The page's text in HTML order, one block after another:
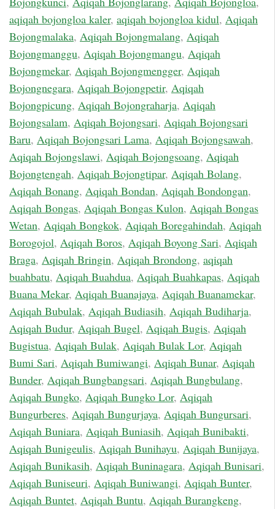
aqiqah bojongloa kaler, aqiqah bojongloa kidul, Aqiqah
Bojongmalaka, Aqiqah Bojongmalang, Aqiqah
Bojongmanggu, Aqiqah Bojongmangu, Aqiqah
Bojongmekar, Aqiqah Bojongmengger, Aqiqah
Bojongnegara, Aqiqah Bojongpetir, Aqiqah
Bojongpicung, Aqiqah Bojongraharja, Aqiqah
Bojongsalam, Aqiqah Bojongsari, Aqiqah Bojongsari
Baru, Aqiqah Bojongsari Lama, Aqiqah Bojongsawah,
Aqiqah Bojongslawi, Aqiqah Bojongsoang, Aqiqah
Bojongtengah, Aqiqah Bojongtipar, Aqiqah Bolang,
Aqiqah Bonang, Aqiqah Bondan, Aqiqah Bondongan,
Aqiqah Bongas, Aqiqah Bongas Kulon, Aqiqah Bongas
Wetan, Aqiqah Bongkok, Aqiqah Boregahindah, Aqiqah
Borogojol, Aqiqah Boros, Aqiqah Boyong Sari, Aqiqah
Braga, Aqiqah Bringin, Aqiqah Brondong, aqiqah
buahbatu, Aqiqah Buahdua, Aqiqah Buahkapas, Aqiqah
Buana Mekar, Aqiqah Buanajaya, Aqiqah Buanamekar,
Aqiqah Bubulak, Aqiqah Budiasih, Aqiqah Budiharja,
Aqiqah Budur, Aqiqah Bugel, Aqiqah Bugis, Aqiqah
Bugistua, Aqiqah Bulak, Aqiqah Bulak Lor, Aqiqah
Bumi Sari, Aqiqah Bumiwangi, Aqiqah Bunar, Aqiqah
Bunder, Aqiqah Bungbangsari, Aqiqah Bungbulang,
Aqiqah Bungko, Aqiqah Bungko Lor, Aqiqah
Bungurberes, Aqiqah Bungurjaya, Aqiqah Bungursari,
Aqiqah Buniara, Aqiqah Buniasih, Aqiqah Bunibakti,
Aqiqah Bunigeulis, Aqiqah Bunihayu, Aqiqah Bunijaya,
Aqiqah Bunikasih, Aqiqah Buninagara, Aqiqah Bunisari,
Aqiqah Buniseuri, Aqiqah Buniwangi, Aqiqah Bunter,
Aqiqah Buntet, Aqiqah Buntu, Aqiqah Burangkeng,